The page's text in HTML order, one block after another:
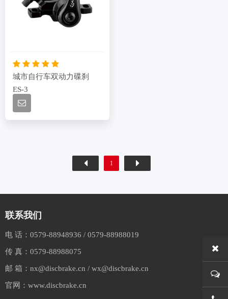
城市自行车双动力碟刹
ES-3
1
联系我们
电 话： 0579-88948936 / 0579-88988019
传 真： 0579-88988075
邮 箱： nx@discbrake.cn / wx@discbrake.cn
官网： www.discbrake.cn